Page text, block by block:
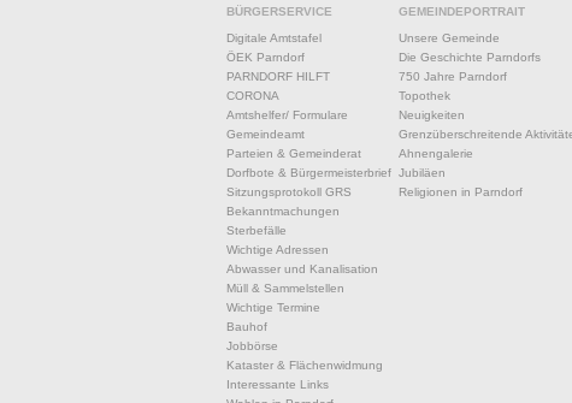
BÜRGERSERVICE
Digitale Amtstafel
ÖEK Parndorf
PARNDORF HILFT
CORONA
Amtshelfer/ Formulare
Gemeindeamt
Parteien & Gemeinderat
Dorfbote & Bürgermeisterbrief
Sitzungsprotokoll GRS
Bekanntmachungen
Sterbefälle
Wichtige Adressen
Abwasser und Kanalisation
Müll & Sammelstellen
Wichtige Termine
Bauhof
Jobbörse
Kataster & Flächenwidmung
Interessante Links
GEMEINDEPORTRAIT
Unsere Gemeinde
Die Geschichte Parndorfs
750 Jahre Parndorf
Topothek
Neuigkeiten
Grenzüberschreitende
Ahnengalerie
Jubiläen
Religionen in Parndorf